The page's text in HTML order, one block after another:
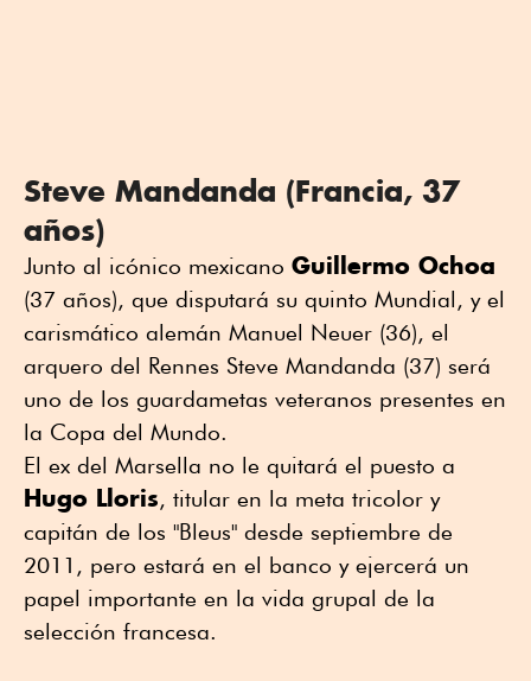
Steve Mandanda (Francia, 37
años)
Junto al icónico mexicano Guillermo Ochoa
(37 años), que disputará su quinto Mundial, y el
carismático alemán Manuel Neuer (36), el
arquero del Rennes Steve Mandanda (37) será
uno de los guardametas veteranos presentes en
la Copa del Mundo.
El ex del Marsella no le quitará el puesto a
Hugo Lloris, titular en la meta tricolor y
capitán de los "Bleus" desde septiembre de
2011, pero estará en el banco y ejercerá un
papel importante en la vida grupal de la
selección francesa.